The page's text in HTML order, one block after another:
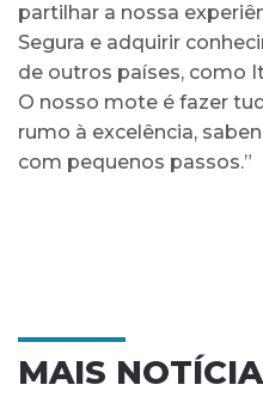
partilhar a nossa
Segura e adquirir
de outros países, como
O nosso mote é fazer
rumo à excelência,
com pequenos passos.”
MAIS